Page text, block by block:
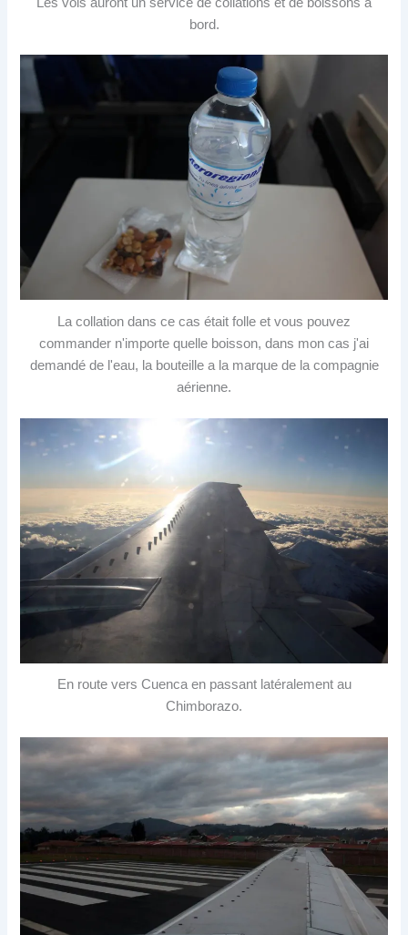
bord.
La collation dans ce cas était folle et vous pouvez
commander n'importe quelle boisson, dans mon cas j'ai
demandé de l'eau, la bouteille a la marque de la compagnie
aérienne.
En route vers Cuenca en passant latéralement au
Chimborazo.